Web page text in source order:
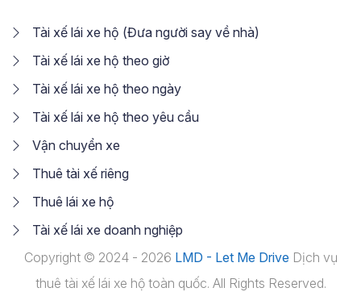
Tài xế lái xe hộ (Đưa người say về nhà)
Tài xế lái xe hộ theo giờ
Tài xế lái xe hộ theo ngày
Tài xế lái xe hộ theo yêu cầu
Vận chuyển xe
Thuê tài xế riêng
Thuê lái xe hộ
Tài xế lái xe doanh nghiệp
Copyright © 2024 - 2026 LMD - Let Me Drive Dịch vụ
thuê tài xế lái xe hộ toàn quốc. All Rights Reserved.